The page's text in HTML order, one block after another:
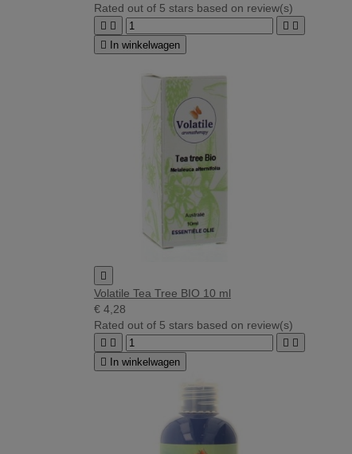
Rated out of 5 stars based on review(s)
   

In winkelwagen

Volatile Tea Tree BIO 10 ml
€ 4,28
Rated out of 5 stars based on review(s)
   

In winkelwagen